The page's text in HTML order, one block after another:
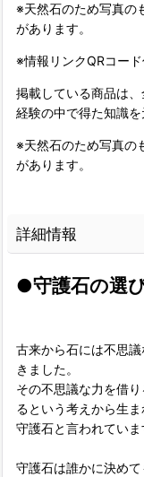
※天然石のため写真の
があります。
※情報リンクQRコー
掲載している商品は
経験の中で得た知識を
※天然石のため写真の
があります。
詳細情報
●守護石の選
古来から石には不思
きました。
その不思議な力を借
るという考えから生ま
守護石と言われていま
守護石は誰かに決め